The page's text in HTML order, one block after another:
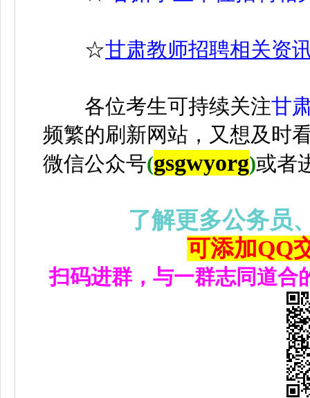
☆甘肃教师招聘相关资
各位考生可持续关注甘
频繁的刷新网站，又想及时
微信公众号(gsgwyorg)或者
了解更多公务员
可添加QQ
扫码进群，与一群志同道合